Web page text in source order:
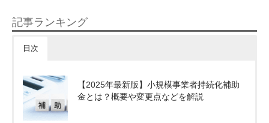
記事ランキング
日次
【2025年最新版】小規模事業者持続化補助
金とは？概要や変更点などを解説